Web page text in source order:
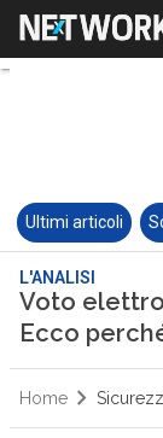
Ultimi articoli
L'ANALISI
Voto
Ecco
Home